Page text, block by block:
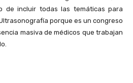
de incluir todas las temáticas para
porque es un congreso
masiva de médicos que trabajan